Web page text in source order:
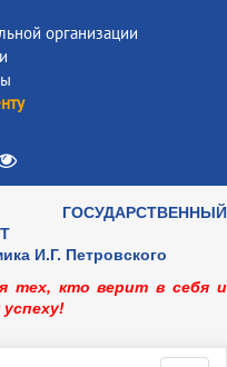
организации
ГОСУДАРСТВЕННЫЙ
И.Г. Петровского
тех, кто верит в себя и